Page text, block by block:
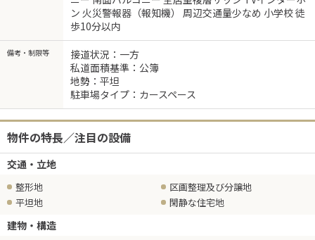
ン 火災警報器（報知機） 周辺交通量少なめ 小学校 徒
歩10分以内
備考・制限等
接道状況：一方
私道面積基準：公簿
地勢：平坦
駐車場タイプ：カースペース
物件の特長／注目の設備
交通・立地
整形地
区画整理及び分譲地
平坦地
閑静な住宅地
建物・構造